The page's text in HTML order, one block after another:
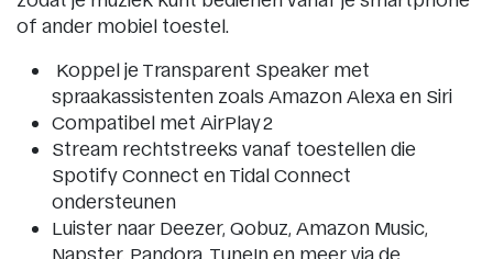
of ander mobiel toestel.
Koppel je Transparent Speaker met
spraakassistenten zoals Amazon Alexa en Siri
Compatibel met AirPlay 2
Stream rechtstreeks vanaf toestellen die
Spotify Connect en Tidal Connect
ondersteunen
Luister naar Deezer, Qobuz, Amazon Music,
Napster, Pandora, TuneIn en meer via de